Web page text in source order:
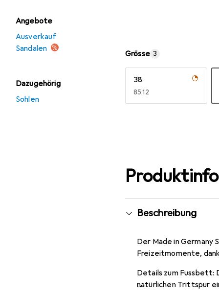
Angebote
Ausverkauf
Sandalen
Dazugehörig
Sohlen
Grösse 3
38
EUR
85,12
Beschreibung
Der Made in Germany
Freizeitmomente,
Details zum Fussbett:
natürlichen Trittspur